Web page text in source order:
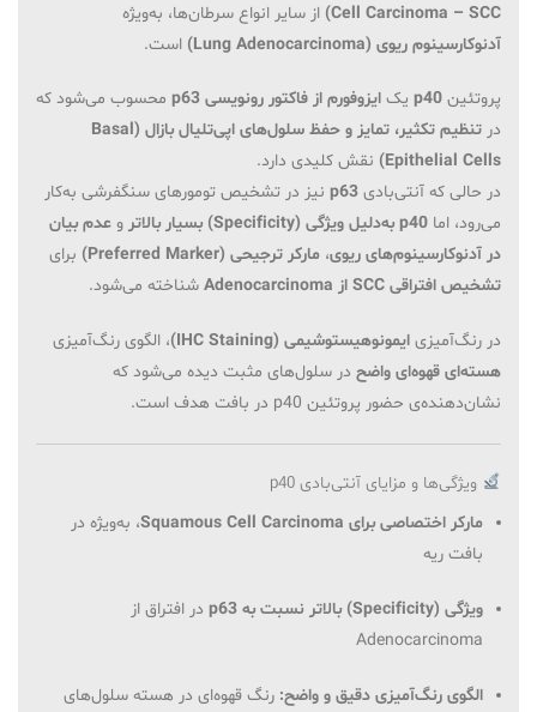
Cell Carcinoma – SCC) از سایر انواع سرطان‌ها، به‌ویژه
آدنوکارسینوم ریوی (Lung Adenocarcinoma)
است.
پروتئین p40 یک ایزوفورم از فاکتور رونویسی p63
محسوب می‌شود که
در
تنظیم تکثیر، تمایز و حفظ سلول‌های اپی‌تلیال بازال (Basal
Epithelial Cells) نقش کلیدی دارد.
در حالی که آنتی‌بادی p63 نیز در تشخیص تومورهای سنگفرشی به‌کار
می‌رود، اما p40 به‌دلیل ویژگی (Specificity) بسیار بالاتر و عدم بیان
در آدنوکارسینوم‌های ریوی، مارکر ترجیحی (Preferred Marker)
برای
تشخیص افتراقی SCC از Adenocarcinoma
شناخته می‌شود.
در رنگ‌آمیزی ایمونوهیستوشیمی (IHC Staining)
، الگوی رنگ‌آمیزی
هسته‌ای قهوه‌ای واضح در سلول‌های مثبت دیده می‌شود که
نشان‌دهنده‌ی حضور پروتئین p40 در بافت هدف است.
ویژگی‌ها و مزایای آنتی‌بادی p40
مارکر اختصاصی برای Squamous Cell Carcinoma
، به‌ویژه در
بافت ریه
ویژگی (Specificity) بالاتر نسبت به p63
در افتراق از
Adenocarcinoma
الگوی رنگ‌آمیزی دقیق و واضح: رنگ قهوه‌ای در هسته سلول‌های